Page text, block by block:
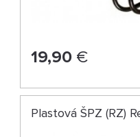
19,90 €
Plastová ŠPZ (RZ)